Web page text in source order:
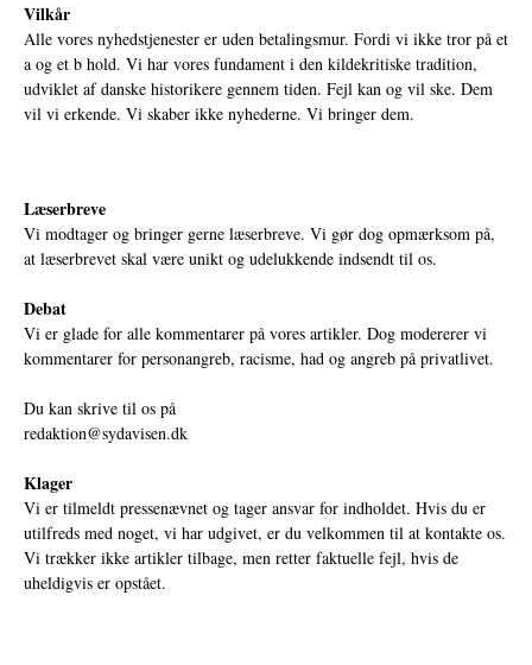
Vilkår
Alle vores nyhedstjenester er uden betalingsmur. Fordi vi ikke tror på et
a og et b hold. Vi har vores fundament i den kildekritiske tradition,
udviklet af danske historikere gennem tiden. Fejl kan og vil ske. Dem
vil vi erkende. Vi skaber ikke nyhederne. Vi bringer dem.
Læserbreve
Vi modtager og bringer gerne læserbreve. Vi gør dog opmærksom på,
at læserbrevet skal være unikt og udelukkende indsendt til os.
Debat
Vi er glade for alle kommentarer på vores artikler. Dog modererer vi
kommentarer for personangreb, racisme, had og angreb på privatlivet.
Du kan skrive til os på
redaktion@sydavisen.dk
Klager
Vi er tilmeldt pressenævnet og tager ansvar for indholdet. Hvis du er
utilfreds med noget, vi har udgivet, er du velkommen til at kontakte os.
Vi trækker ikke artikler tilbage, men retter faktuelle fejl, hvis de
uheldigvis er opstået.